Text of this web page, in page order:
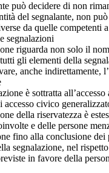
può decidere di non
del segnalante, non può
da quelle competenti
segnalazioni
riguarda non solo il
gli elementi della
anche indirettamente,
è sottratta
accesso civico
della riservatezza è
e delle persone
fino alla conclusione
segnalazione, nel
in favore della